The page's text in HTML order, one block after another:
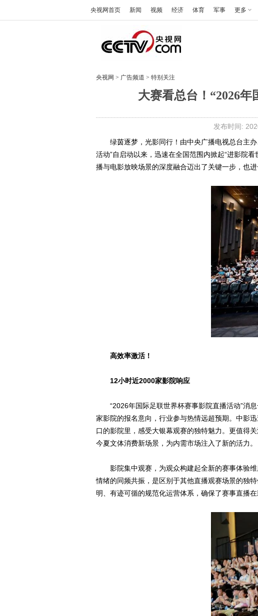
央视网首页 新闻 视频 经济 体育 军事 更多
央视网 > 广告频道 > 特别关注
大赛看总台！“2026
发布时间:
绿茵逐梦，光影同行！由中央广播电视总台主
活动”自启动以来，迅速在全国范围内掀起“进影院
播与电影放映场景的深度融合迈出了关键一步，也进
高效率激活！
12小时近2000家影院响应
“2026年国际足联世界杯赛事影院直播活动”消
家影院的报名意向，行业参与热情远超预期。中影
口的影院里，感受大银幕观赛的独特魅力。更值得
今夏文体消费新场景，为内需市场注入了新的活力。
影院集中观赛，为观众构建起全新的赛事体验
情绪的同频共振，是区别于其他直播观赛场景的独
明、有迹可循的规范化运营体系，确保了赛事直播